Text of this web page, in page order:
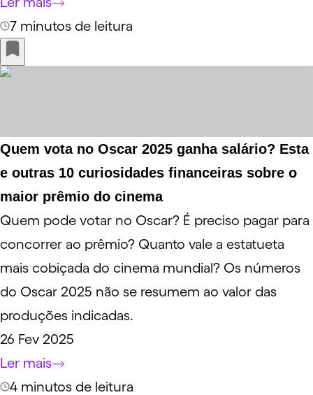
7 minutos de leitura
Quem vota no Oscar 2025 ganha salário? Esta
e outras 10 curiosidades financeiras sobre o
maior prêmio do cinema
Quem pode votar no Oscar? É preciso pagar para
concorrer ao prêmio? Quanto vale a estatueta
mais cobiçada do cinema mundial? Os números
do Oscar 2025 não se resumem ao valor das
produções indicadas.
26 Fev 2025
Ler mais
4 minutos de leitura